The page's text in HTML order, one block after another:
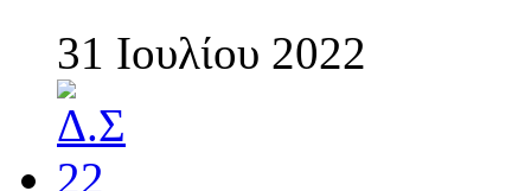
31 Ιουλίου 2022